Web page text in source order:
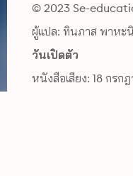
© 2023 Se-
ผู้แปล: ทินภาส พาหะ
วันเปิดตัว
หนังสือเสียง: 18 กรก